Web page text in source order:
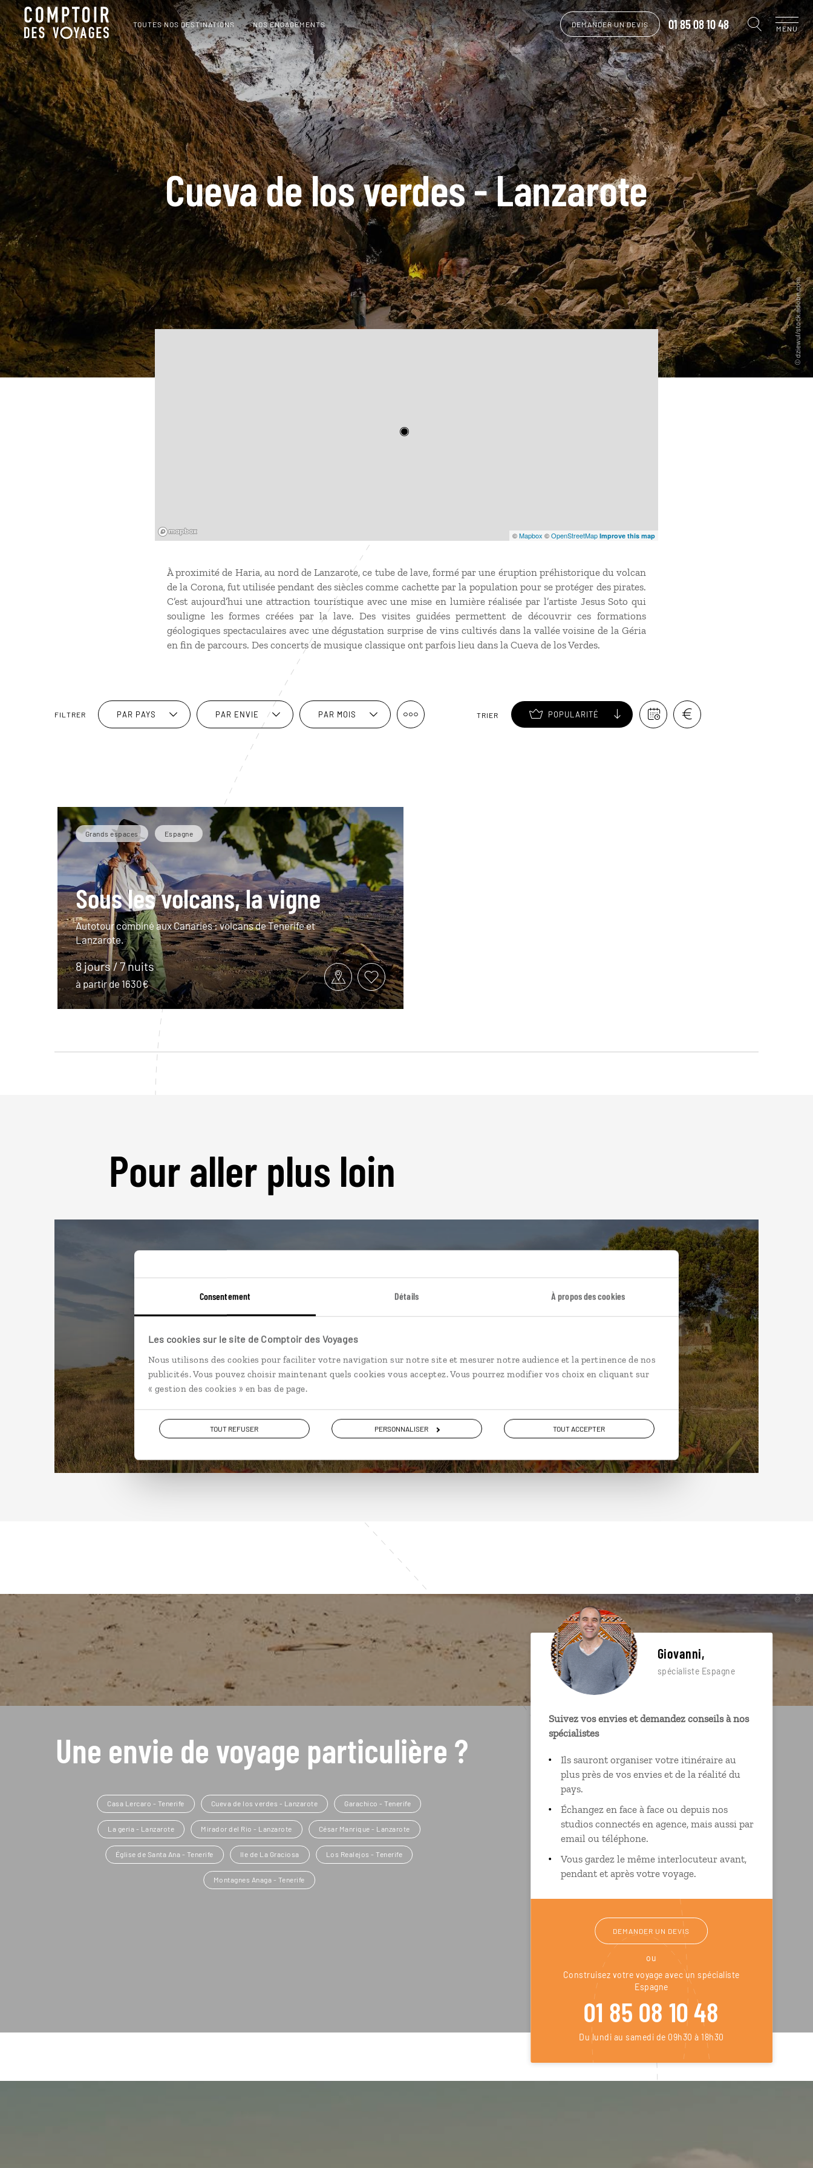
Consentement Détails À propos des cookies
Les cookies sur le site de Comptoir des Voyages
Nous utilisons des cookies pour faciliter votre navigation sur notre site et mesurer notre audience et la pertinence de nos
publicités. Vous pouvez choisir maintenant quels cookies vous acceptez. Vous pourrez modifier vos choix en cliquant sur
« gestion des cookies » en bas de page.
TOUT REFUSER PERSONNALISER TOUT ACCEPTER
TOUTES NOS DESTINATIONS NOS ENGAGEMENTS DEMANDER UN DEVIS 01 85 08 10 48 MENU
Cueva de los verdes - Lanzarote
©Mapbox ©OpenStreetMap Improve this map
À proximité de Haria, au nord de Lanzarote, ce tube de lave, formé par une éruption préhistorique du volcan
de la Corona, fut utilisée pendant des siècles comme cachette par la population pour se protéger des pirates.
C’est aujourd’hui une attraction touristique avec une mise en lumière réalisée par l’artiste Jesus Soto qui
souligne les formes créées par la lave. Des visites guidées permettent de découvrir ces formations
géologiques spectaculaires avec une dégustation surprise de vins cultivés dans la vallée voisine de la Géria
en fin de parcours. Des concerts de musique classique ont parfois lieu dans la Cueva de los Verdes.
FILTRER PAR PAYS PAR ENVIE PAR MOIS TRIER POPULARITÉ
Grands espaces Espagne
Sous les volcans, la vigne
Autotour combiné aux Canaries : volcans de Tenerife et
Lanzarote.
8 jours / 7 nuits
à partir de 1630€
Pour aller plus loin
Nos 30 idées de voyage
Espagne
Une envie de voyage particulière ?
Casa Lercaro - Tenerife Cueva de los verdes - Lanzarote Garachico - Tenerife
La geria - Lanzarote Mirador del Rio - Lanzarote César Manrique - Lanzarote
Église de Santa Ana - Tenerife Ile de La Graciosa Los Realejos - Tenerife
Montagnes Anaga - Tenerife
Giovanni,
spécialiste Espagne
Suivez vos envies et demandez conseils à nos
spécialistes
Ils sauront organiser votre itinéraire au
plus près de vos envies et de la réalité du
pays.
Échangez en face à face ou depuis nos
studios connectés en agence, mais aussi par
email ou téléphone.
Vous gardez le même interlocuteur avant,
pendant et après votre voyage.
DEMANDER UN DEVIS
ou
Construisez votre voyage avec un spécialiste
Espagne
01 85 08 10 48
Du lundi au samedi de 09h30 à 18h30